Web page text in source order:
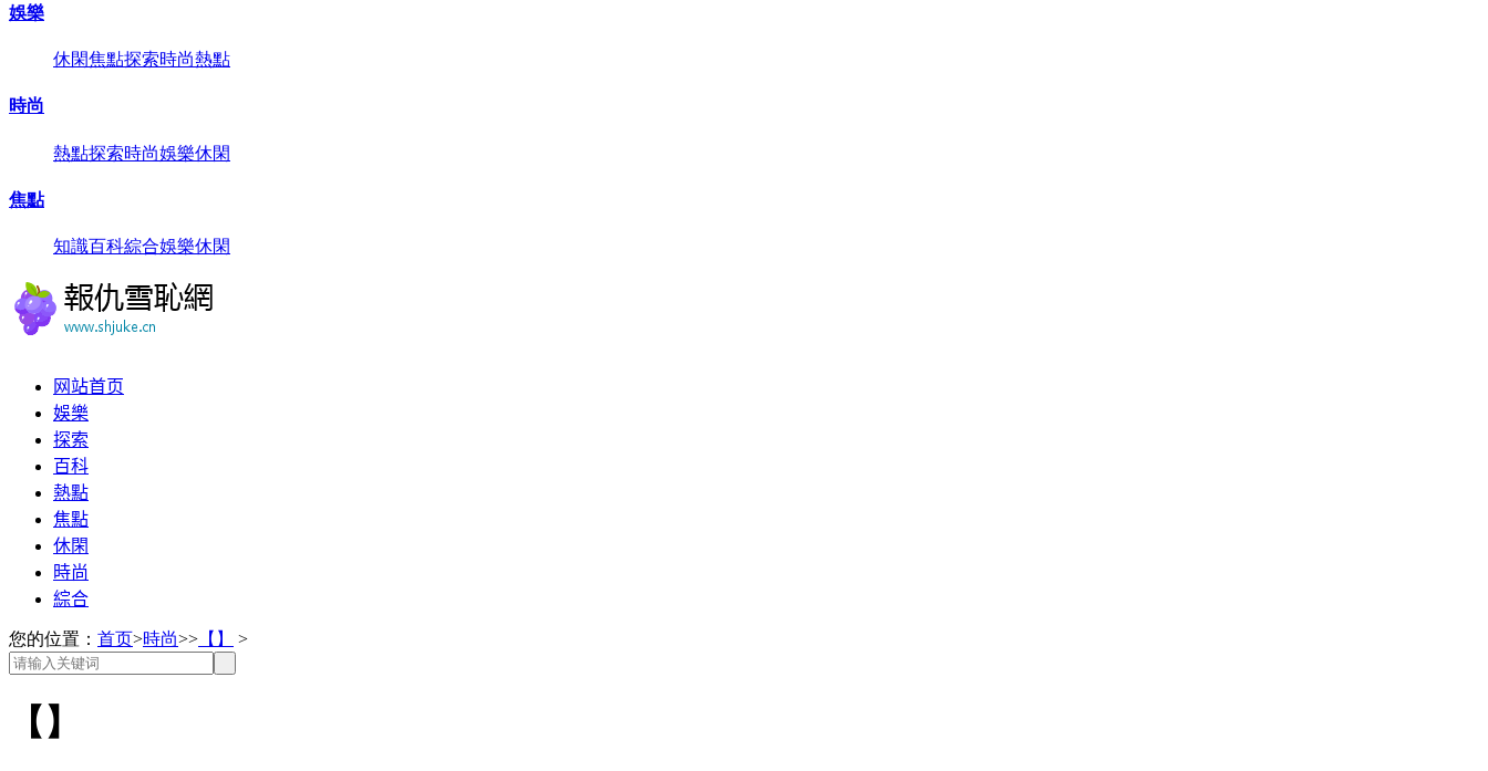
娛樂
休閑焦點探索時尚熱點
時尚
熱點探索時尚娛樂休閑
焦點
知識百科綜合娛樂休閑
网站首页
娛樂
探索
百科
熱點
焦點
休閑
時尚
綜合
您的位置： 首页>時尚>> 【】 >
【】